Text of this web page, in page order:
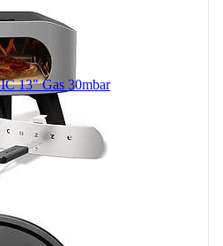
13" Gas 30mbar